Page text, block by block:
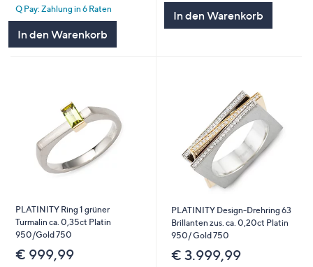
Q Pay: Zahlung in 6 Raten
In den Warenkorb
In den Warenkorb
PLATINITY Ring 1 grüner
Turmalin ca. 0,35ct Platin
950/Gold 750
€ 999,99
PLATINITY Design-Drehring 63
Brillanten zus. ca. 0,20ct Platin
950/ Gold 750
€ 3.999,99